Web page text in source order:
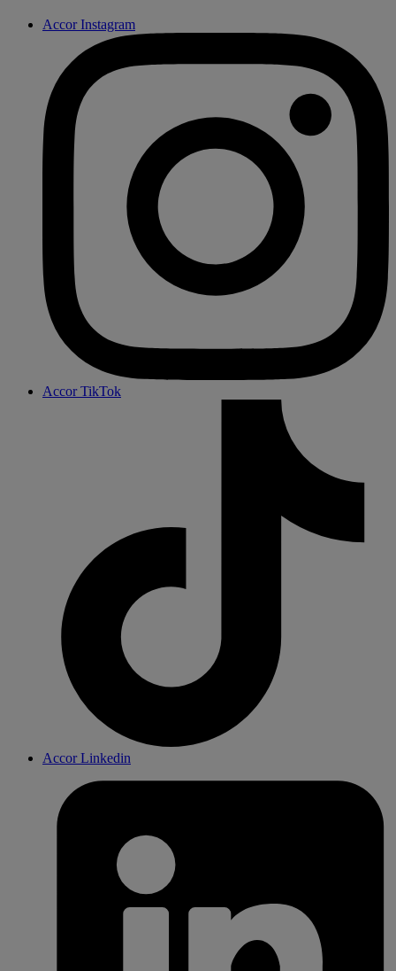
Accor Instagram
Accor TikTok
Accor Linkedin